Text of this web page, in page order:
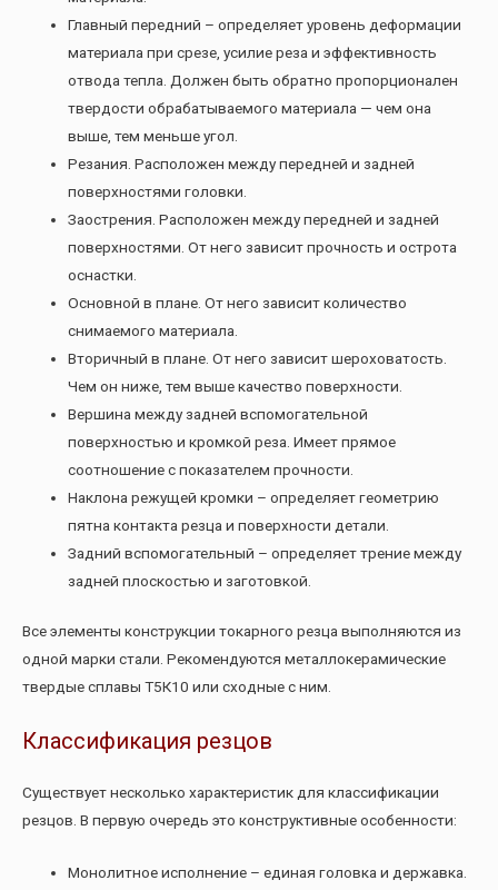
Главный передний – определяет уровень деформации
материала при срезе, усилие реза и эффективность
отвода тепла. Должен быть обратно пропорционален
твердости обрабатываемого материала — чем она
выше, тем меньше угол.
Резания. Расположен между передней и задней
поверхностями головки.
Заострения. Расположен между передней и задней
поверхностями. От него зависит прочность и острота
оснастки.
Основной в плане. От него зависит количество
снимаемого материала.
Вторичный в плане. От него зависит шероховатость.
Чем он ниже, тем выше качество поверхности.
Вершина между задней вспомогательной
поверхностью и кромкой реза. Имеет прямое
соотношение с показателем прочности.
Наклона режущей кромки – определяет геометрию
пятна контакта резца и поверхности детали.
Задний вспомогательный – определяет трение между
задней плоскостью и заготовкой.
Все элементы конструкции токарного резца выполняются из
одной марки стали. Рекомендуются металлокерамические
твердые сплавы Т5К10 или сходные с ним.
Классификация резцов
Существует несколько характеристик для классификации
резцов. В первую очередь это конструктивные особенности:
Монолитное исполнение – единая головка и державка.